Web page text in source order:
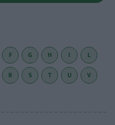
F G H I
L
R S T U V